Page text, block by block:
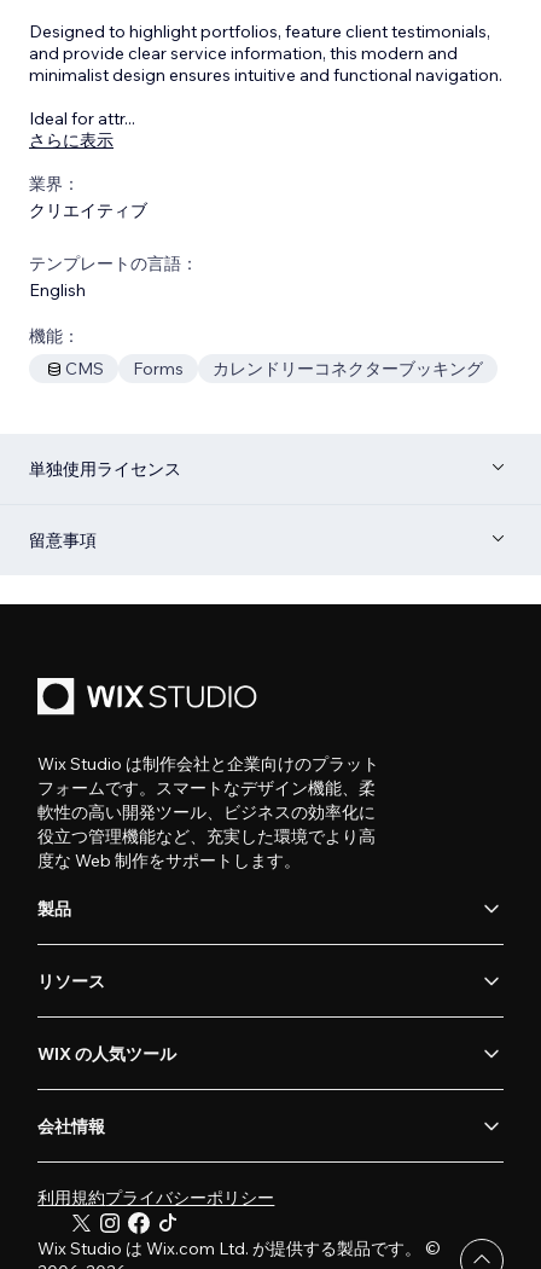
Designed to highlight portfolios, feature client testimonials,
and provide clear service information, this modern and
minimalist design ensures intuitive and functional navigation.
Ideal for attr...
さらに表示
業界：
クリエイティブ
テンプレートの言語：
English
機能：
CMS
Forms カレンドリーコネクターブッキング
単独使用ライセンス
留意事項
Wix Studio は制作会社と企業向けのプラット
フォームです。スマートなデザイン機能、柔
軟性の高い開発ツール、ビジネスの効率化に
役立つ管理機能など、充実した環境でより高
度な Web 制作をサポートします。
製品
リソース
WIX の人気ツール
会社情報
利用規約プライバシーポリシー
Wix Studio は Wix.com Ltd. が提供する製品です。 ©